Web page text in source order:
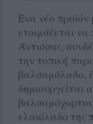
Ένα νέο
ετοιμάζεται
Άντισσας,
την τοπική
βαλσαμόλαδο,
δημιουργείται
ελαιόλαδο της